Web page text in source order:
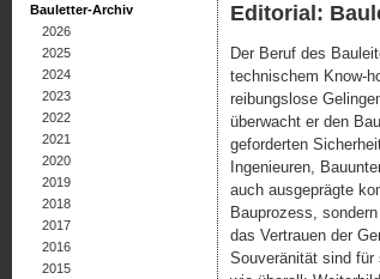
Editorial:
Der Beruf des
technischem Know-
reibungslose
überwacht er den
geforderten
Ingenieuren,
auch ausgeprägte
Bauprozess,
das Vertrauen der
Souveränität sind für
Bauletter-Archiv
2026
2025
2024
2023
2022
2021
2020
2019
2018
2017
2016
2015